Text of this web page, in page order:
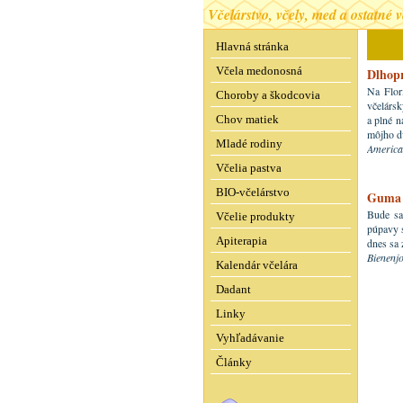
Včelárstvo, včely, med a ostatné
Hlavná stránka
Včela medonosná
Choroby a škodcovia
Chov matiek
Mladé rodiny
Včelia pastva
BIO-včelárstvo
Včelie produkty
Apiterapia
Kalendár včelára
Dadant
Linky
Vyhľadávanie
Články
Na
a plné
môjho
Bude
púpavy
dnes